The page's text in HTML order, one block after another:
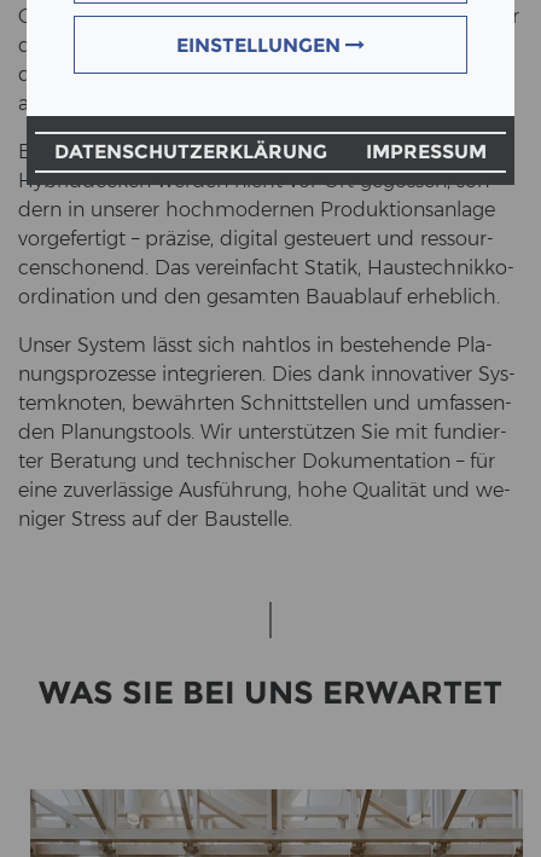
EINSTELLUNGEN
DATENSCHUTZERKLÄRUNG IMPRESSUM
Grad an Vor­fer­ti­gung im ei­ge­nen Werk re­du­zie­ren wir
die Kom­ple­xi­tät auf der Bau­stel­le. Dies be­deu­tet
deut­lich we­ni­ger Schnitt­stel­len und Ab­stim­mungs­
auf­wand für alle Be­tei­lig­ten.
Ein häu­fi­ges Miss­ver­ständ­nis: Un­se­re Holz-​
Hybriddecken wer­den nicht vor Ort ge­gos­sen, son­
dern in un­se­rer hoch­mo­der­nen Pro­duk­ti­ons­an­la­ge
vor­ge­fer­tigt – prä­zi­se, di­gi­tal ge­steu­ert und res­sour­
cen­scho­nend. Das ver­ein­facht Sta­tik, Haus­tech­nik­ko­
or­di­na­ti­on und den ge­sam­ten Bau­ab­lauf er­heb­lich.
Unser Sys­tem lässt sich naht­los in be­stehen­de Pla­
nungs­pro­zes­se in­te­grie­ren. Dies dank in­no­va­ti­ver Sys­
tem­kno­ten, be­währ­ten Schnitt­stel­len und um­fas­sen­
den Pla­nungs­tools. Wir un­ter­stüt­zen Sie mit fun­dier­
ter Be­ra­tung und tech­ni­scher Do­ku­men­ta­ti­on – für
eine zu­ver­läs­si­ge Aus­füh­rung, hohe Qua­li­tät und we­
ni­ger Stress auf der Bau­stel­le.
WAS SIE BEI UNS ER­WAR­TET